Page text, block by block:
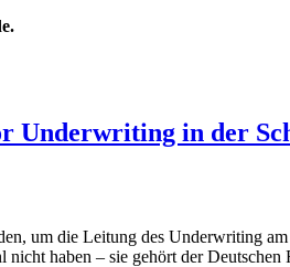
Underwriting in der
um die Leitung des Underwriting
haben – sie gehört der Deutschen